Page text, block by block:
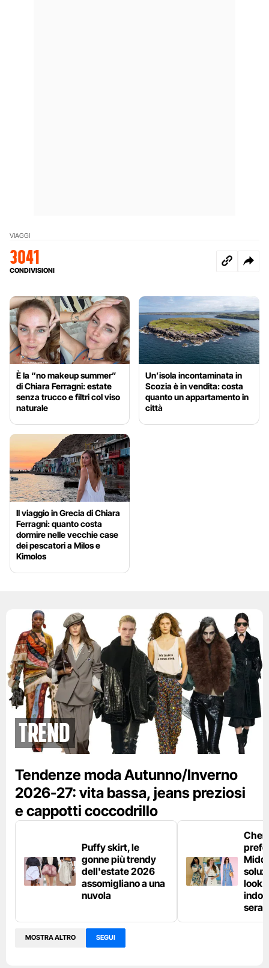
VIAGGI
3041
CONDIVISIONI
È la “no makeup summer”
di Chiara Ferragni: estate
senza trucco e filtri col viso
naturale
Un’isola incontaminata in
Scozia è in vendita: costa
quanto un appartamento in
città
Il viaggio in Grecia di Chiara
Ferragni: quanto costa
dormire nelle vecchie case
dei pescatori a Milos e
Kimolos
Trend
Tendenze moda Autunno/Inverno
2026-27: vita bassa, jeans preziosi
e cappotti coccodrillo
Puffy skirt, le
gonne più trendy
dell'estate 2026
assomigliano a una
nuvola
look
sera
MOSTRA ALTRO SEGUI